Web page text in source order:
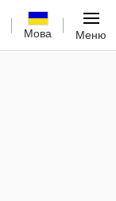
Мова Меню